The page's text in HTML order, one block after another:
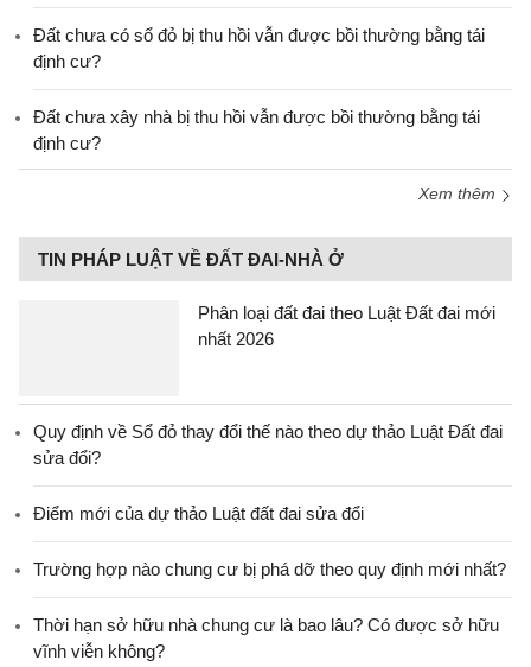
Đất chưa có sổ đỏ bị thu hồi vẫn được bồi thường bằng tái
định cư?
Đất chưa xây nhà bị thu hồi vẫn được bồi thường bằng tái
định cư?
Xem thêm
TIN PHÁP LUẬT VỀ ĐẤT ĐAI-NHÀ Ở
Phân loại đất đai theo Luật Đất đai mới
nhất 2026
Quy định về Sổ đỏ thay đổi thế nào theo dự thảo Luật Đất đai
sửa đổi?
Điểm mới của dự thảo Luật đất đai sửa đổi
Trường hợp nào chung cư bị phá dỡ theo quy định mới nhất?
Thời hạn sở hữu nhà chung cư là bao lâu? Có được sở hữu
vĩnh viễn không?